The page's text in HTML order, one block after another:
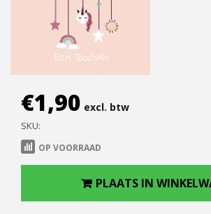
€1,90 excl. btw
SKU:
OP VOORRAAD
PLAATS IN